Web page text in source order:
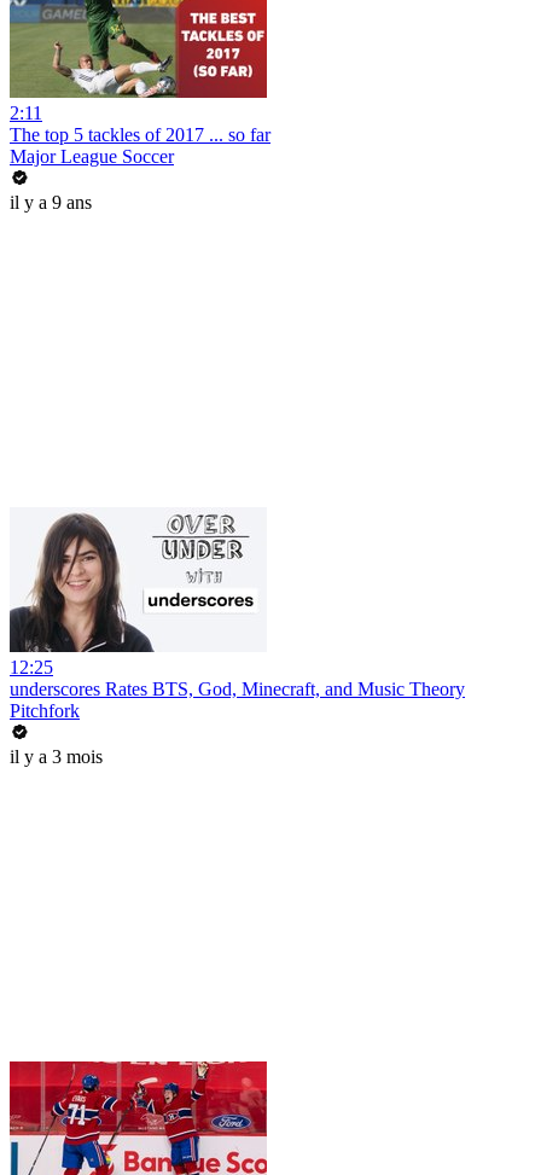
2:11
The top 5 tackles of 2017 ... so far
Major League Soccer
il y a 9 ans
12:25
underscores Rates BTS, God, Minecraft, and Music Theory
Pitchfork
il y a 3 mois